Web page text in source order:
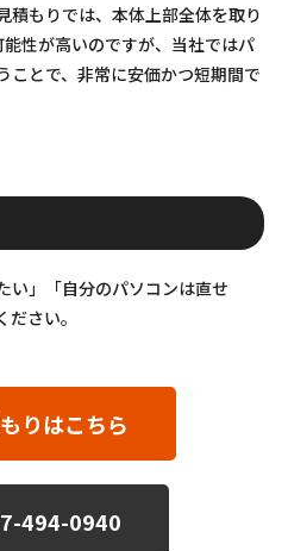
積もりでは、本体上部全体を取り
性が高いのですが、当社ではパ
ことで、非常に安価かつ短期間で
い」「自分のパソコンは直せ
さい。
りはこちら
494-0940